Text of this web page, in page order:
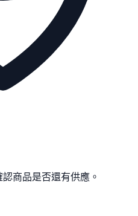
商品是否還有供應。